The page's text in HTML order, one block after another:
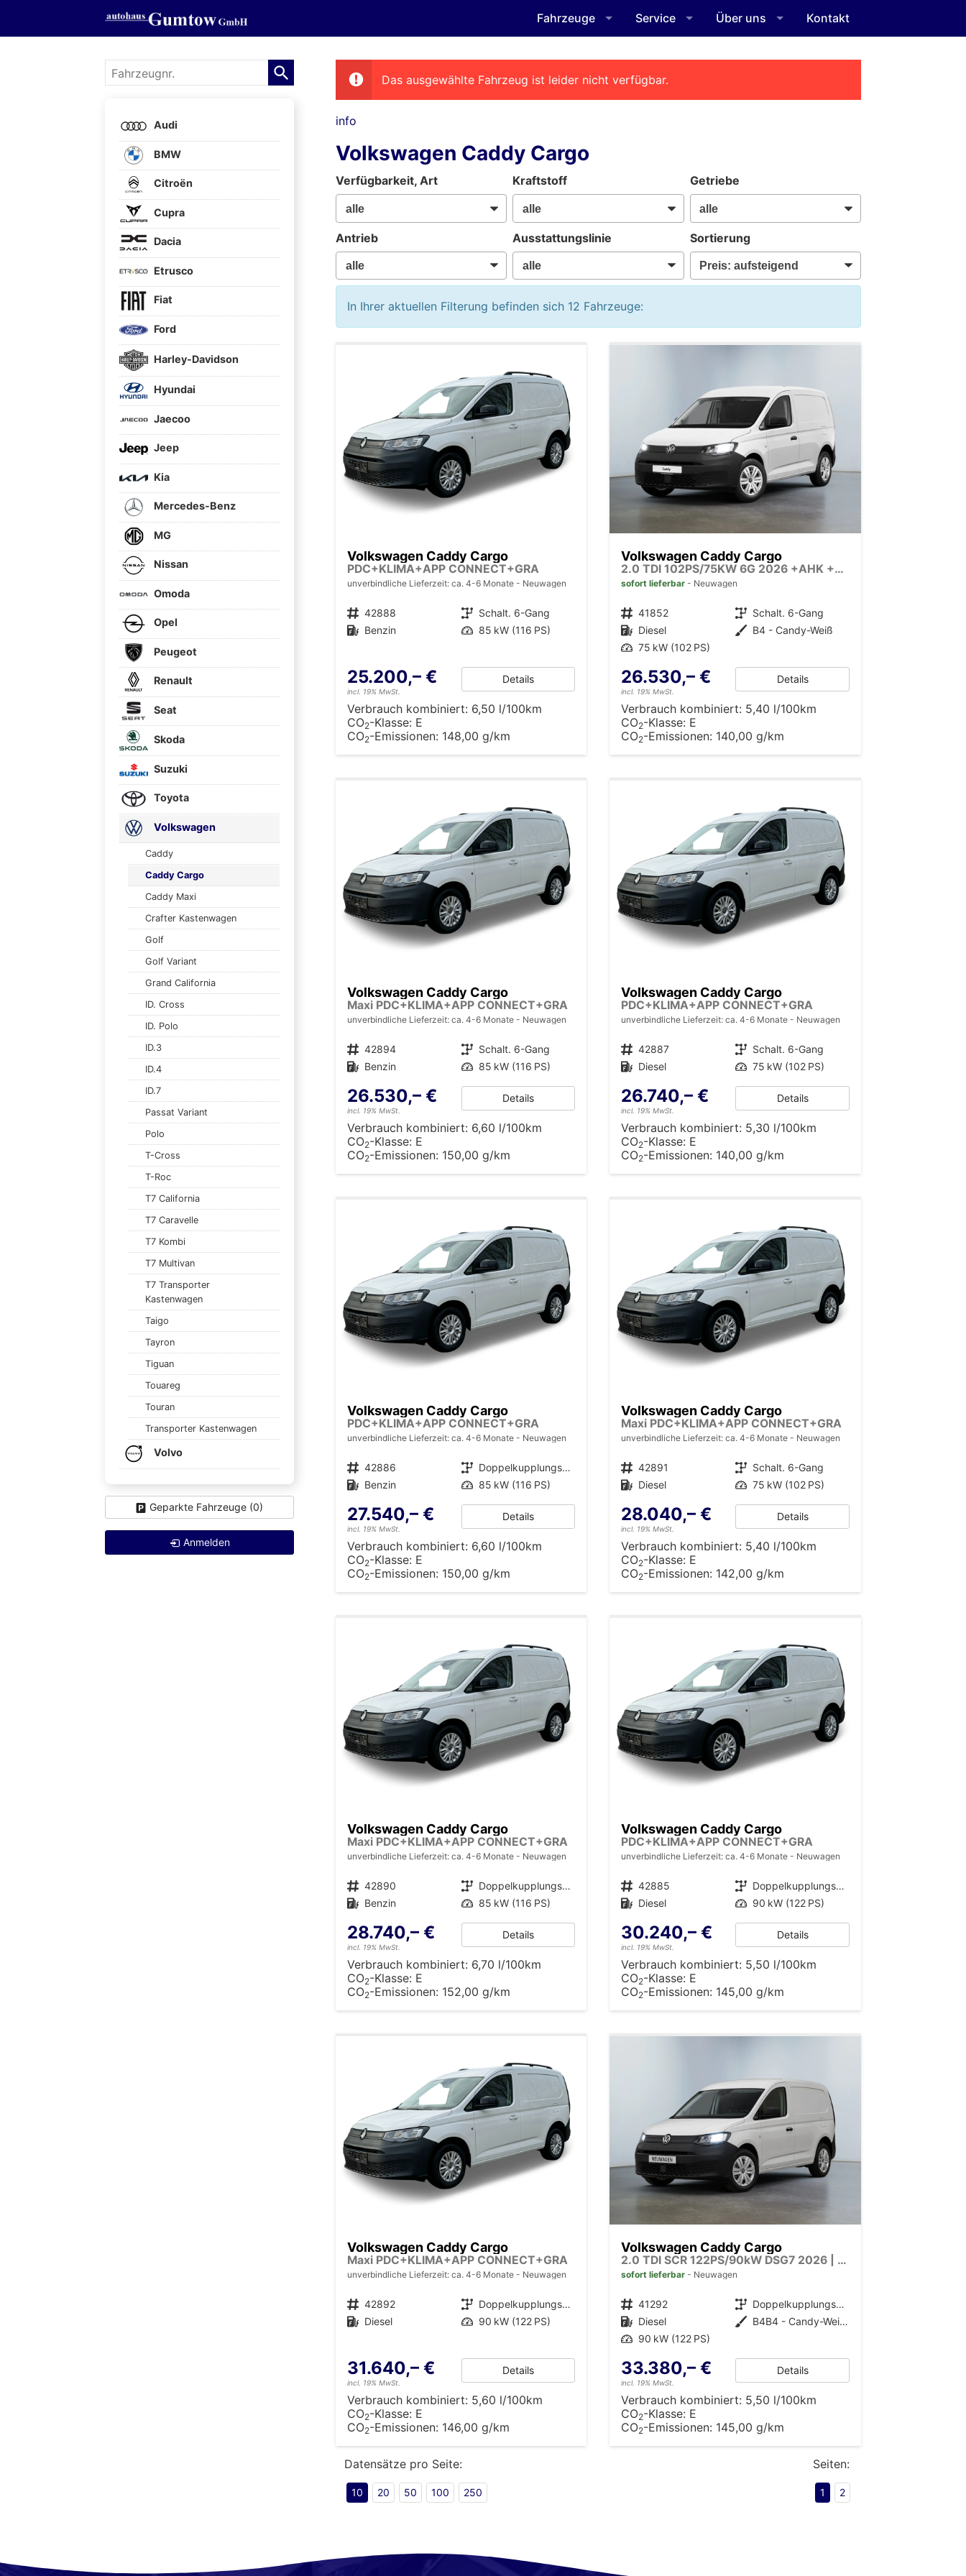
Fahrzeuge Service Über uns Kontakt
Das ausgewählte Fahrzeug ist leider nicht verfügbar.
info
Volkswagen Caddy Cargo
Verfügbarkeit, Art Kraftstoff Getriebe
Antrieb Ausstattungslinie Sortierung
In Ihrer aktuellen Filterung befinden sich 12 Fahrzeuge:
Volkswagen Caddy Cargo
PDC+KLIMA+APP CONNECT+GRA
unverbindliche Lieferzeit: ca. 4-6 Monate Neuwagen
Fahrzeugnr. 42888 Getriebe Schalt. 6-Gang
Kraftstoff Benzin Leistung 85 kW (116 PS)
25.200,– €
incl. 19% MwSt.
Details
Verbrauch kombiniert: 6,50 l/100km
CO2-Klasse: E
CO2-Emissionen: 148,00 g/km
Volkswagen Caddy Cargo
2.0 TDI 102PS/75KW 6G 2026 +AHK +Klima +AppConnect +PDC +FrontAssist +LaneAssist +Tempomat +Verkehrszeichen +GJR +10"Touch
sofort lieferbar Neuwagen
Fahrzeugnr. 41852 Getriebe Schalt. 6-Gang
Kraftstoff Diesel Außenfarbe B4 - Candy-Weiß
Leistung 75 kW (102 PS)
26.530,– €
incl. 19% MwSt.
Details
Verbrauch kombiniert: 5,40 l/100km
CO2-Klasse: E
CO2-Emissionen: 140,00 g/km
Volkswagen Caddy Cargo
Maxi PDC+KLIMA+APP CONNECT+GRA
unverbindliche Lieferzeit: ca. 4-6 Monate Neuwagen
Fahrzeugnr. 42894 Getriebe Schalt. 6-Gang
Kraftstoff Benzin Leistung 85 kW (116 PS)
26.530,– €
incl. 19% MwSt.
Details
Verbrauch kombiniert: 6,60 l/100km
CO2-Klasse: E
CO2-Emissionen: 150,00 g/km
Volkswagen Caddy Cargo
PDC+KLIMA+APP CONNECT+GRA
unverbindliche Lieferzeit: ca. 4-6 Monate Neuwagen
Fahrzeugnr. 42887 Getriebe Schalt. 6-Gang
Kraftstoff Diesel Leistung 75 kW (102 PS)
26.740,– €
incl. 19% MwSt.
Details
Verbrauch kombiniert: 5,30 l/100km
CO2-Klasse: E
CO2-Emissionen: 140,00 g/km
Volkswagen Caddy Cargo
PDC+KLIMA+APP CONNECT+GRA
unverbindliche Lieferzeit: ca. 4-6 Monate Neuwagen
Fahrzeugnr. 42886 Getriebe
Doppelkupplungsgetriebe (DSG)
Kraftstoff Benzin Leistung 85 kW (116 PS)
27.540,– €
incl. 19% MwSt.
Details
Verbrauch kombiniert: 6,60 l/100km
CO2-Klasse: E
CO2-Emissionen: 150,00 g/km
Volkswagen Caddy Cargo
Maxi PDC+KLIMA+APP CONNECT+GRA
unverbindliche Lieferzeit: ca. 4-6 Monate Neuwagen
Fahrzeugnr. 42891 Getriebe Schalt. 6-Gang
Kraftstoff Diesel Leistung 75 kW (102 PS)
28.040,– €
incl. 19% MwSt.
Details
Verbrauch kombiniert: 5,40 l/100km
CO2-Klasse: E
CO2-Emissionen: 142,00 g/km
Volkswagen Caddy Cargo
Maxi PDC+KLIMA+APP CONNECT+GRA
unverbindliche Lieferzeit: ca. 4-6 Monate Neuwagen
Fahrzeugnr. 42890 Getriebe
Doppelkupplungsgetriebe (DSG)
Kraftstoff Benzin Leistung 85 kW (116 PS)
28.740,– €
incl. 19% MwSt.
Details
Verbrauch kombiniert: 6,70 l/100km
CO2-Klasse: E
CO2-Emissionen: 152,00 g/km
Volkswagen Caddy Cargo
PDC+KLIMA+APP CONNECT+GRA
unverbindliche Lieferzeit: ca. 4-6 Monate Neuwagen
Fahrzeugnr. 42885 Getriebe
Doppelkupplungsgetriebe (DSG)
Kraftstoff Diesel Leistung 90 kW (122 PS)
30.240,– €
incl. 19% MwSt.
Details
Verbrauch kombiniert: 5,50 l/100km
CO2-Klasse: E
CO2-Emissionen: 145,00 g/km
Volkswagen Caddy Cargo
Maxi PDC+KLIMA+APP CONNECT+GRA
unverbindliche Lieferzeit: ca. 4-6 Monate Neuwagen
Fahrzeugnr. 42892 Getriebe
Doppelkupplungsgetriebe (DSG)
Kraftstoff Diesel Leistung 90 kW (122 PS)
31.640,– €
incl. 19% MwSt.
Details
Verbrauch kombiniert: 5,60 l/100km
CO2-Klasse: E
CO2-Emissionen: 146,00 g/km
Volkswagen Caddy Cargo
2.0 TDI SCR 122PS/90kW DSG7 2026 | +2xSchiebetür +AHK +ParkAssist +RFK +PDC +ACC +LaneAssist +SideAssist +FrontAssist +LED +Licht&Sicht +Klima +Sitzhzg +KeylessStart +DigitalCockpit +10"Touch +CarPlay +Winterpaket
sofort lieferbar Neuwagen
Fahrzeugnr. 41292 Getriebe
Doppelkupplungsgetriebe (DSG)
Kraftstoff Diesel Außenfarbe
B4B4 - Candy-Weiß Uni.
Leistung 90 kW (122 PS)
33.380,– €
incl. 19% MwSt.
Details
Verbrauch kombiniert: 5,50 l/100km
CO2-Klasse: E
CO2-Emissionen: 145,00 g/km
Datensätze pro Seite:
10 20 50 100 250
Seiten:
1 2
Fahrzeugnr.
Audi
BMW
Citroën
Cupra
Dacia
Etrusco
Fiat
Ford
Harley-Davidson
Hyundai
Jaecoo
Jeep
Kia
Mercedes-Benz
MG
Nissan
Omoda
Opel
Peugeot
Renault
Seat
Skoda
Suzuki
Toyota
Volkswagen
Caddy
Caddy Cargo
Caddy Maxi
Crafter Kastenwagen
Golf
Golf Variant
Grand California
ID. Cross
ID. Polo
ID.3
ID.4
ID.7
Passat Variant
Polo
T-Cross
T-Roc
T7 California
T7 Caravelle
T7 Kombi
T7 Multivan
T7 Transporter
Kastenwagen
Taigo
Tayron
Tiguan
Touareg
Touran
Transporter Kastenwagen
Volvo
Geparkte Fahrzeuge (0)
Anmelden